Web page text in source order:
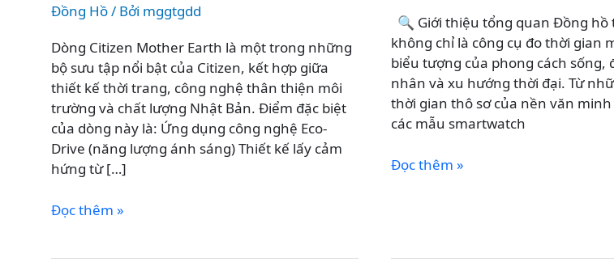
Đồng Hồ/ Bởi mggtgdd
Dòng Citizen Mother Earth là một trong những
bộ sưu tập nổi bật của Citizen, kết hợp giữa
thiết kế thời trang, công nghệ thân thiện môi
trường và chất lượng Nhật Bản. Điểm đặc biệt
của dòng này là: Ứng dụng công nghệ Eco-
Drive (năng lượng ánh sáng) Thiết kế lấy cảm
hứng từ […]
Đồng
Đọc thêm »
🔍 Giới thiệu tổng quan Đồng hồ
không chỉ là công cụ đo thời gian
biểu tượng của phong cách sống,
nhân và xu hướng thời đại. Từ
thời gian thô sơ của nền văn minh
các mẫu smartwatch
Lịch
Đồng
Đọc thêm »